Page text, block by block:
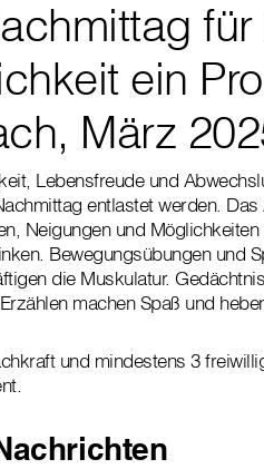
ein
März
Lebensfreude und
entlastet werden.
Neigungen und
Bewegungsübungen und
die Muskulatur.
machen Spaß und
und mindestens 3